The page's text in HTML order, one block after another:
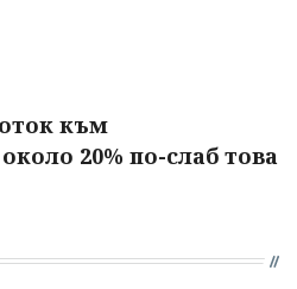
към
20% по-слаб това